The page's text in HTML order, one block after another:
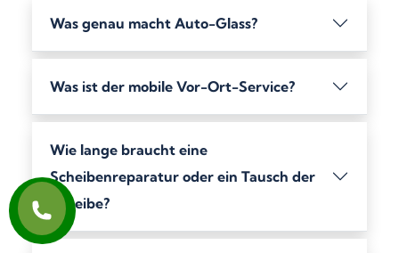
Was genau macht Auto-Glass?
Was ist der mobile Vor-Ort-Service?
Wie lange braucht eine
Scheibenreparatur oder ein Tausch der
Scheibe?